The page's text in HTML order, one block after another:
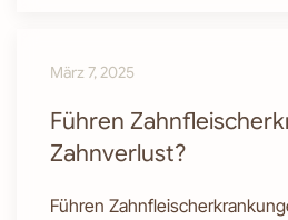
März 7, 2025
Führen
Zahnverlust?
Führen